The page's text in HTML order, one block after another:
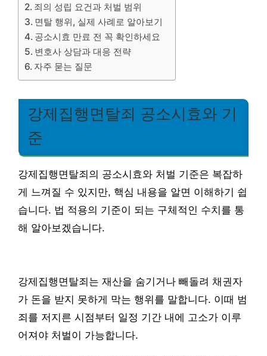
죄의 성립 요건과 처벌 범위
면탈 행위, 실제 사례로 알아보기
공소시효 만료 전 꼭 확인하세요
변호사 상담과 대응 전략
자주 묻는 질문
강제집행면탈죄 공소시효와 기
준
강제집행면탈죄의 공소시효와 처벌 기준은 복잡하
게 느껴질 수 있지만, 핵심 내용을 알면 이해하기 쉽
습니다. 법 적용의 기준이 되는 구체적인 수치를 통
해 알아보겠습니다.
강제집행면탈죄는 재산을 숨기거나 빼돌려 채권자
가 돈을 받지 못하게 막는 행위를 말합니다. 이때 범
죄를 저지른 시점부터 일정 기간 내에 고소가 이루
어져야 처벌이 가능합니다.